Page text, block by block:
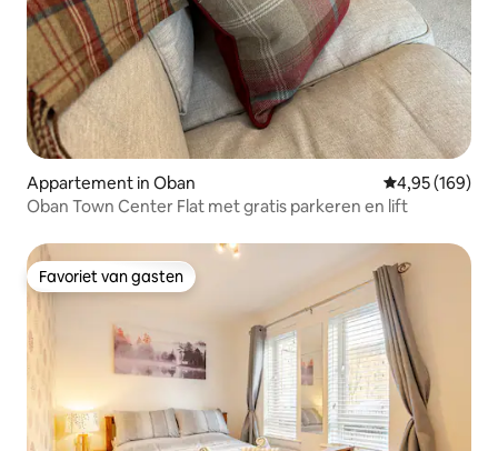
Appartement in Oban Gemiddelde
4,95 (169)
Oban Town Center Flat met gratis parkeren en lift
Favoriet van gasten
Favoriet van gasten